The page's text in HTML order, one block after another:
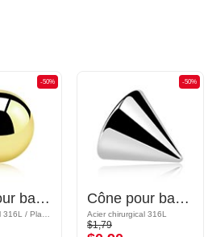
-50%
Boule pour barre à filetage (acier chirurgical, or, finition brillante)
-50%
Cône pour barre à filetage (acier chirurgical, argent, finition brillante)
Acier chirurgical 316L
$1,79